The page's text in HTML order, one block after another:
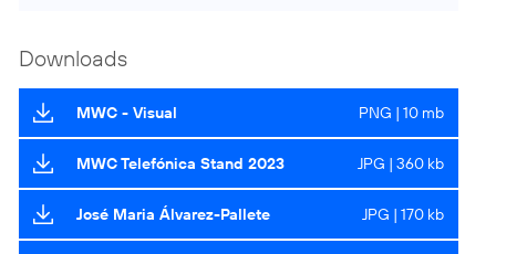
Downloads
MWC - Visual PNG | 10 mb
MWC Telefónica Stand 2023 JPG | 360 kb
José Maria Álvarez-Pallete JPG | 170 kb